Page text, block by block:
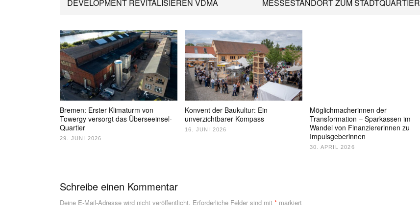
DEVELOPMENT REVITALISIEREN VDMA
MESSESTANDORT ZUM STADTQUARTIER
Bremen: Erster Klimaturm von
Towergy versorgt das Überseeinsel-
Quartier
29. JUNI 2026
Konvent der Baukultur: Ein
unverzichtbarer Kompass
16. JUNI 2026
Möglichmacherinnen der
Transformation – Sparkassen im
Wandel von Finanziererinnen zu
Impulsgeberinnen
30. APRIL 2026
Schreibe einen Kommentar
Deine E-Mail-Adresse wird nicht veröffentlicht. Erforderliche Felder sind mit * markiert